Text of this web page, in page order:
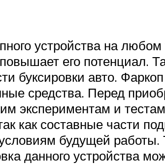
устройства на
его потенциал.
авто. Фаркоп
средства. Перед
экспериментам и
как составные части
будущей
данного устройства